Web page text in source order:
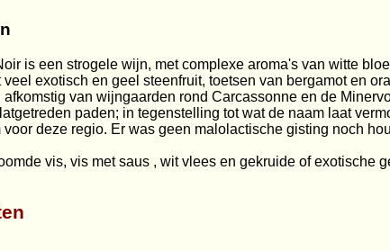
is een strogele wijn, met complexe aroma's van witte
exotisch en geel steenfruit, toetsen van bergamot en
van wijngaarden rond Carcassonne en de
paden; in tegenstelling tot wat de naam laat
deze regio. Er was geen malolactische gisting noch
vis, vis met saus , wit vlees en gekruide of exotische